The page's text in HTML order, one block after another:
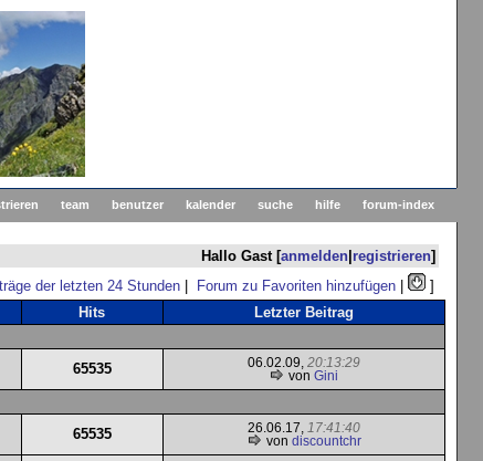
forum-index
hilfe
suche
kalender
benutzer
team
Hallo Gast [anmelden| registrieren]
der letzten 24 Stunden Forum zu Favoriten hinzufügen | ]
Hits
Letzter Beitrag
65535 06.02.09, 20:13:29
vonGini
65535 26.06.17,
17:41:40
von discountchr